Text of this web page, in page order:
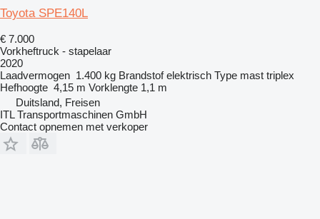
Toyota SPE140L
€ 7.000
Vorkheftruck - stapelaar
2020
Laadvermogen 1.400 kg Brandstof elektrisch Type mast triplex
Hefhoogte 4,15 m Vorklengte 1,1 m
Duitsland, Freisen
ITL Transportmaschinen GmbH
Contact opnemen met verkoper